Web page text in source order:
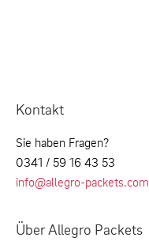
Kontakt
Sie haben Fragen?
0341 / 59 16 43 53
info@allegro-packets.com
Über Allegro Packets